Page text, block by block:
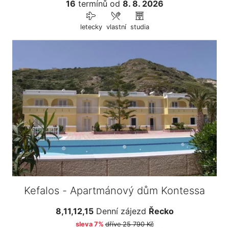
16 termínů od 8. 8. 2026
letecky vlastní studia
Kefalos - Apartmánový dům Kontessa
8,11,12,15Denní zájezd Řecko
sleva 7% dříve25 790 Kč